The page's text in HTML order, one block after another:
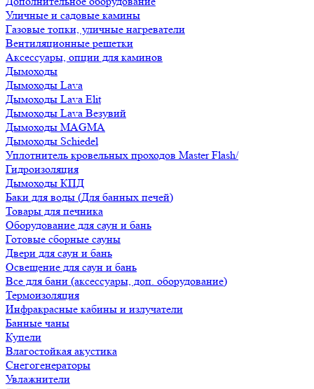
Уличные и садовые камины
Газовые топки, уличные нагреватели
Вентиляционные решетки
Аксессуары, опции для каминов
Дымоходы
Дымоходы Lava
Дымоходы Lava Elit
Дымоходы Lava Везувий
Дымоходы MAGMA
Дымоходы Schiedel
Уплотнитель кровельных проходов Master Flash/
Гидроизоляция
Дымоходы КПД
Баки для воды (Для банных печей)
Товары для печника
Оборудование для саун и бань
Готовые сборные сауны
Двери для саун и бань
Освещение для саун и бань
Все для бани (аксессуары, доп. оборудование)
Термоизоляция
Инфракрасные кабины и излучатели
Банные чаны
Купели
Влагостойкая акустика
Снегогенераторы
Увлажнители